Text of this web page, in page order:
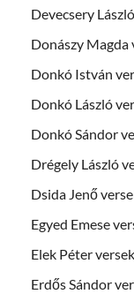
Devecsery
Donászy Magda
Donkó István
Donkó László
Donkó Sándor
Drégely László
Dsida Jenő
Egyed Emese
Elek Péter versek
Erdős Sándor